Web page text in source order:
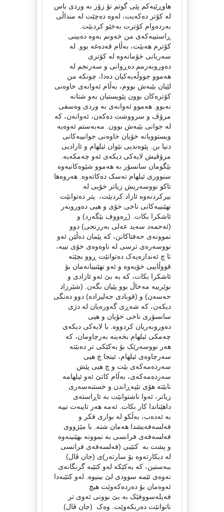
هاوڕێیەکم پێی گوتم تۆ زۆر بە وردی باس
لە کۆتر دەکەیت، لەوە دەچێت لە منداڵی
بەردەوام کۆترت بەخێو کردبێت.
ڕاستییەکەی من خەونم بەوە دەبینی
کۆترم هەبێت، بەڵام قەدەغە بوو. لە
سەربانی خۆمانەوە لە کۆتری
دەوروبەرمم دەڕوانی و سەرنجم لە
هەموو جووڵەیەکیان دەدا، چونکە من
لێیان بێبەش بووم، بەڵام ئەوانەی خاوەنی
کۆترەکان بوون پێویستیان بەو شتانە
نەبوو. هەموو ئەوانەی بە وردی وەسفی
مرۆڤ و سرووشت دەکەن، ئەوانەن، کە
لە جوانی بێبەش بوون. مەبەستم ئەوەیە
ویستوویانە خۆیان خاوەنی جوانییەکانی
دنیا بن. پێوەندیی نێوان ئیلهام و ئازادیی
مرۆڤیش لایەکی دیکەی ئەو چەمکەیە.
بێگومان سانسۆر بە هەموو شێوەکانیەوە
سنووری ئیلهام تەسک دەکاتەوە. هەروەها
تاکو نووسەریش زیاتر خۆیی لە
بیرکردنەوە ئازاد کردبێت، پتر دەتوانێت
نهێنییەکانی ناخی خۆی و هیی دەوروبەر
ئاشکرا بکات. (ڕەووف بێگەرد) و
(ئەحمەد سەید عەلی بەرزنجی) دوو
نموونەی حەفتاکانن، کە پێمان دەڵێن ئەو
نووسەرەی ترسی لە ناوەوەی خۆی نییە،
تا چ ئەندازەیەک دەتوانێت ڕوو بچێتە
قووڵاییی خۆیەوە و ئەو نهێنییانەمان بۆ
ئاشکرا بکات، کە بە بێ ئەو ئازادی و
بوێرییە مەحاڵ بوو پێیان بگەن. (شێرزاد
حەسەن) و (قوبادی جەلیزادە) دوو دەنگی
دیکەن، کە شەڕی گەورەیان لە دژی
سانسۆری ناخی خۆیان و هیی
دەوروبەریان کردووە. با لایەکی دیکەی
چەمکی ئیلهام بخەینە بەرچاومان، کە
هەر نووسەرێک بۆ یەکێکی تر دەبێتە
سەرچاوەی ئیلهام، ئینجا چ هیی
سەردەمەکەی بێت و چ هیی پێش
سەردەمەکەی، بەڵام کاتێ ئەو ئیلهامە
نابێتە هۆی تێپەڕاندن و خستنەسەری
زیاتر، ئەوا ناشتوانێت بە ئاڕاستەی
داهێناندا کار بکات. ئەمە هەر تایبەت نییە
بە ئەدەب، بەڵکو لە بواری فکر و
فەلسەفەیشدا هەمان شتە. با مێژووی
فەلسەفەی فرانسی بە نموونە بهێنینەوە
و پشت بە کتێبی (فەلسەفەی فرانسی
لە دیکارتەوە بۆ سارتەر)ی (جان ڤال)
ببەستین، کە یەکێکە لەو کتێبە گرنگانەی
نەوەی ئێمە سوودی لێ بینیوە. لەو کتێبەدا
ئەوەمان بۆ دەردەکەوێت هیچ
فەیلەسووفێک بە بێ بوونی ئەوی تر
ناتوانێت دەربکەوێت. وەک (جان ڤال)